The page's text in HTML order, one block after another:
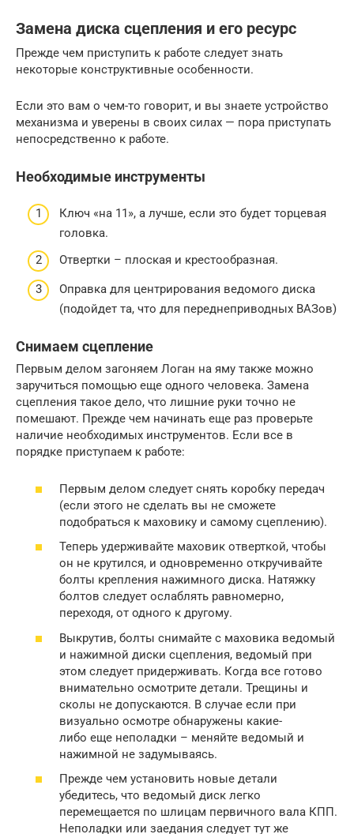
Замена диска сцепления и его ресурс
Прежде чем приступить к работе следует знать
некоторые конструктивные особенности.
Если это вам о чем-то говорит, и вы знаете устройство
механизма и уверены в своих силах — пора приступать
непосредственно к работе.
Необходимые инструменты
Ключ «на 11», а лучше, если это будет торцевая
головка.
Отвертки – плоская и крестообразная.
Оправка для центрирования ведомого диска
(подойдет та, что для переднеприводных ВАЗов)
Снимаем сцепление
Первым делом загоняем Логан на яму также можно
заручиться помощью еще одного человека. Замена
сцепления такое дело, что лишние руки точно не
помешают. Прежде чем начинать еще раз проверьте
наличие необходимых инструментов. Если все в
порядке приступаем к работе:
Первым делом следует снять коробку передач
(если этого не сделать вы не сможете
подобраться к маховику и самому сцеплению).
Теперь удерживайте маховик отверткой, чтобы
он не крутился, и одновременно откручивайте
болты крепления нажимного диска. Натяжку
болтов следует ослаблять равномерно,
переходя, от одного к другому.
Выкрутив, болты снимайте с маховика ведомый
и нажимной диски сцепления, ведомый при
этом следует придерживать. Когда все готово
внимательно осмотрите детали. Трещины и
сколы не допускаются. В случае если при
визуально осмотре обнаружены какие-
либо еще неполадки – меняйте ведомый и
нажимной не задумываясь.
Прежде чем установить новые детали
убедитесь, что ведомый диск легко
перемещается по шлицам первичного вала КПП.
Неполадки или заедания следует тут же